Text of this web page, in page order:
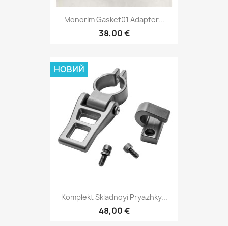
Monorim Gasket01 Adapter...
38,00 €
Komplekt Skladnoyi Pryazhky...
48,00 €
НОВИЙ